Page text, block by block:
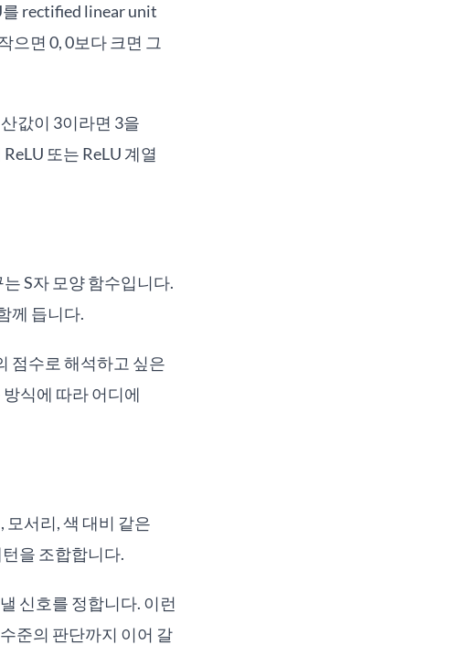
rectified linear unit
으면 0, 0보다 크면 그
값이 3이라면 3을
또는 ReLU 계열
S자 모양 함수입니다.
께 듭니다.
점수로 해석하고 싶은
식에 따라 어디에
서리, 색 대비 같은
을 조합합니다.
신호를 정합니다. 이런
준의 판단까지 이어 갈